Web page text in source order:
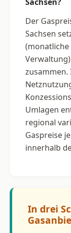
Der
Sachsen
(monatliche
zusammen.
Umlagen
regional
Gaspreise
innerhalb
In drei